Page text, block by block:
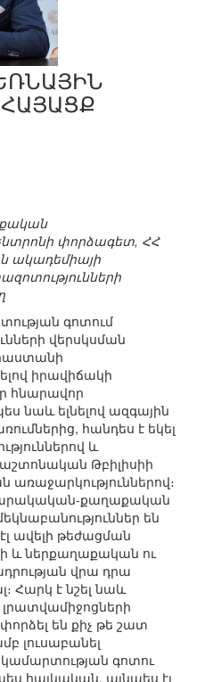
փորձագետ, ՀՀ
ակադեմիայի
գոտում
վերսկսման
իրավիճակի
հնարավոր
նաև ելնելով ազգային
հանդես է եկել
և
Թբիլիսիի
առաջարկություններով։
քաղաքական
են
ավելի թեժացման
և ներքաղաքական ու
վրա դրա
Հարկ է նշել նաև
փորձել են քիչ թե շատ
լուսաբանել
գոտու
հայկական, այնպես էլ